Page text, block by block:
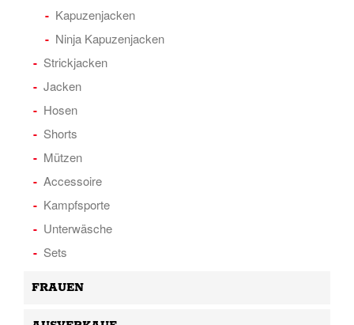
Kapuzenjacken
Ninja Kapuzenjacken
Strickjacken
Jacken
Hosen
Shorts
Mützen
Accessoire
Kampfsporte
Unterwäsche
Sets
FRAUEN